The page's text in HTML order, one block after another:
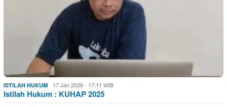
ISTILAH HUKUM 17 Jan 2026 - 17:11 WIB
Istilah Hukum : KUHAP 2025